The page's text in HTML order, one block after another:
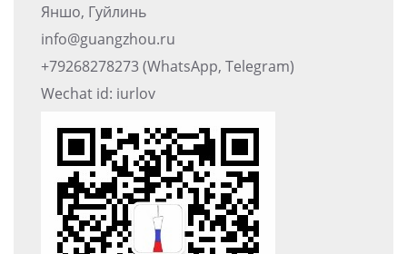
Яншо, Гуйлинь
info@guangzhou.ru
+79268278273 (WhatsApp, Telegram)
Wechat id: iurlov